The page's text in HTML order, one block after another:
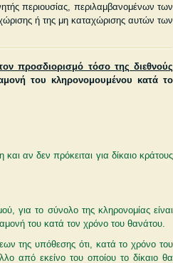
περιουσίας, περιλαμβανομένων των
ή της μη καταχώρισης αυτών των
προσδιορισμό τόσο της διεθνούς
του κληρονομουμένου κατά το
αν δεν πρόκειται για δίκαιο κράτους
για το σύνολο της κληρονομίας είναι
του κατά τον χρόνο του θανάτου.
της υπόθεσης ότι, κατά το χρόνο του
από εκείνο του οποίου το δίκαιο θα